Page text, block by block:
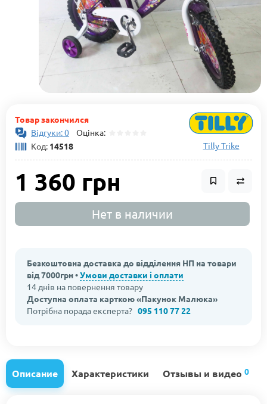
Товар закончился
Відгуки: 0 Оцінка:
Код: 14518 Tilly Trike
1 360 грн
Нет в наличии
Безкоштовна доставка до відділення НП на товари
від 7000грн •Умови доставки і оплати
14 днів на повернення товару
Доступна оплата карткою «Пакунок Малюка»
Потрібна порада експерта? 095 110 77 22
Описание Характеристики Отзывы и видео 0